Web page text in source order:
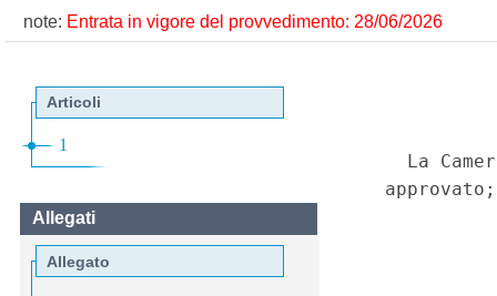
note: Entrata in vigore del provvedimento: 28/06/2026